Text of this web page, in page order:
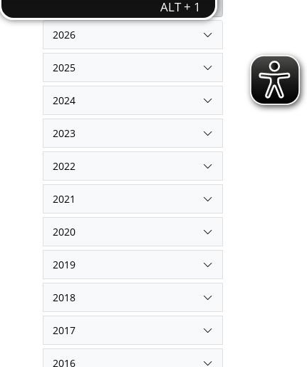
2026
2025
2024
2023
2022
2021
2020
2019
2018
2017
2016